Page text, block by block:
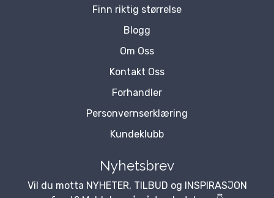
Finn riktig størrelse
Blogg
Om Oss
Kontakt Oss
Forhandler
Personvernserklæring
Kundeklubb
Nyhetsbrev
Vil du motta NYHETER, TILBUD og INSPIRASJON